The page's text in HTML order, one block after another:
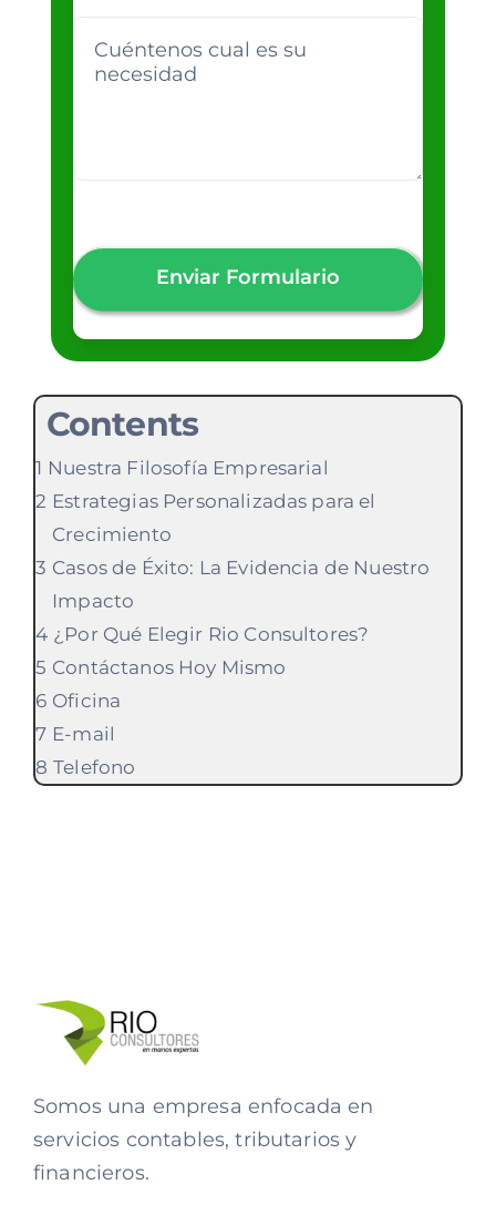
Enviar Formulario
Contents
Nuestra Filosofía Empresarial
Estrategias Personalizadas para el
Crecimiento
Casos de Éxito: La Evidencia de Nuestro
Impacto
¿Por Qué Elegir Rio Consultores?
Contáctanos Hoy Mismo
Oficina
E-mail
Telefono
Somos una empresa enfocada en
servicios contables, tributarios y
financieros.